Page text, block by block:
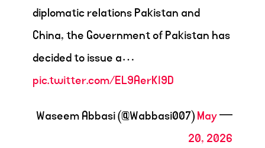
diplomatic relations Pakistan and
China, the Government of Pakistan has
decided to issue a…
pic.twitter.com/EL9AerKI9D
— Waseem Abbasi (@Wabbasi007)
May
20, 2026